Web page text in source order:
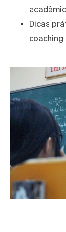
Dicas
coaching